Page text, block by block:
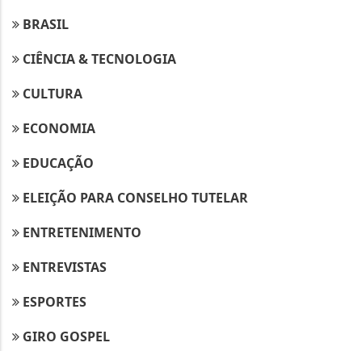
BRASIL
CIÊNCIA & TECNOLOGIA
CULTURA
ECONOMIA
EDUCAÇÃO
ELEIÇÃO PARA CONSELHO TUTELAR
ENTRETENIMENTO
ENTREVISTAS
ESPORTES
GIRO GOSPEL